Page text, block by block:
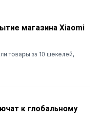
магазина Xiaomi
товары за 10 шекелей,
к глобальному